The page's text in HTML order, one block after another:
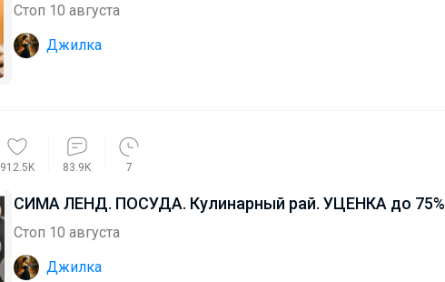
Стоп 10 августа
Джилка
912.5K 83.9K 7
СИМА ЛЕНД. ПОСУДА. Кулинарный рай. УЦЕНКА до 75%
Стоп 10 августа
Джилка